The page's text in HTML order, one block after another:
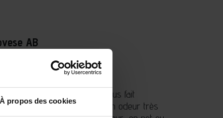
À propos des cookies
AB
(35 avis)
/ Retour jusqu'à 14 jours
du potager. Il nous fait
grâce à son goût et son odeur très